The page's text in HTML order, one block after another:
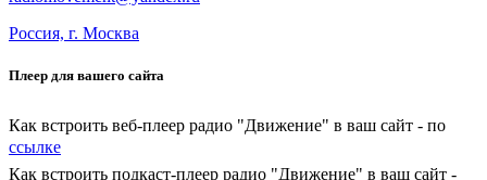
Россия, г. Москва
Плеер для вашего сайта
Как встроить веб-плеер радио "Движение" в ваш сайт - по
ссылке
Как встроить подкаст-плеер радио "Движение" в ваш сайт -